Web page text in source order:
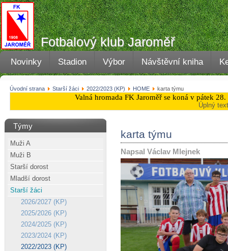
Fotbalový klub Jaroměř
Novinky Stadion Výbor Návštěvní kniha
Úvodní strana Starší žáci 2022/2023 (KP) HOME karta týmu
Valná hromada FK Jaroměř se koná v pátek
Úplný
Týmy
Muži A
Muži B
Starší dorost
Mladší dorost
Starší žáci
2026/2027 (KP)
2025/2026 (KP)
2024/2025 (KP)
2023/2024 (KP)
2022/2023 (KP)
karta týmu
Napsal Václav Mlejnek